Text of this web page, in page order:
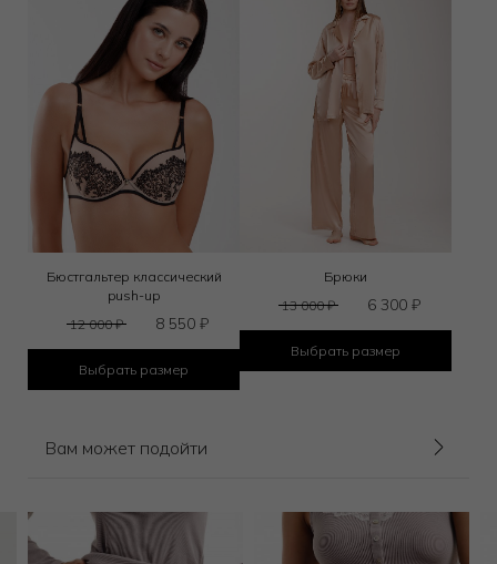
Бюстгальтер классический
push-up
12 000₽ 8 550₽
Выбрать размер
Брюки
13 000₽ 6 300₽
Выбрать размер
Вам может подойти